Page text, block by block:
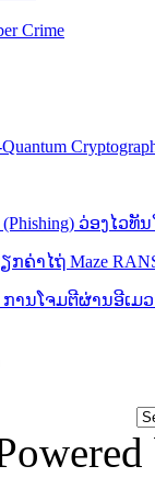
Crime
ວ່ອງໄວທັ
າໄຖ່ Maze
ການ​ໂຈມ​ຕີ​ຜ່ານ​ອີ​ເ